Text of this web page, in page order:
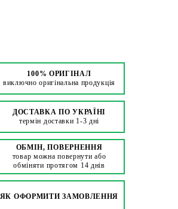
100% ОРИГІНАЛ
виключно оригінальна продукція
ДОСТАВКА ПО УКРАЇНІ
термін доставки 1-3 дні
ОБМІН, ПОВЕРНЕННЯ
товар можна повернути або
обміняти протягом 14 днів
ЯК ОФОРМИТИ ЗАМОВЛЕННЯ